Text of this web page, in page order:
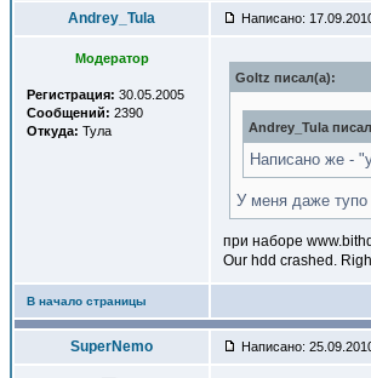
Andrey_Tula Написано:
Модератор
Регистрация: 30.05.2005
Сообщений: 2390
Откуда: Тула
Goltz писал(a):
Andrey_Tula
Написано же -
У меня даже тупо
при наборе
Our hdd crashed.
В начало страницы
SuperNemo Написано: